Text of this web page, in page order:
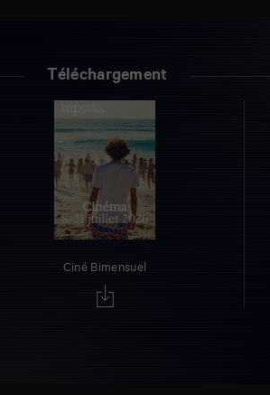
Téléchargement
Ciné Bimensuel